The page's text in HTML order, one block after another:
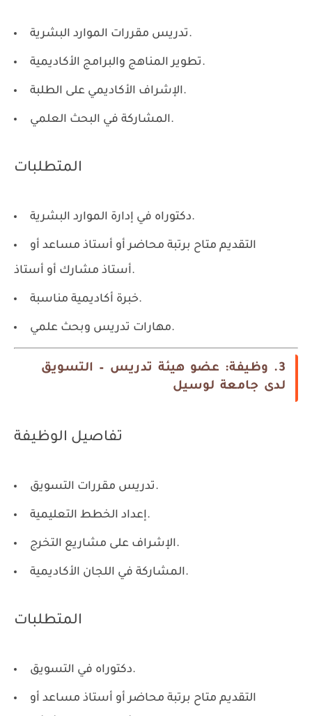
تدريس مقررات الموارد البشرية.
تطوير المناهج والبرامج الأكاديمية.
الإشراف الأكاديمي على الطلبة.
المشاركة في البحث العلمي.
المتطلبات
دكتوراه في إدارة الموارد البشرية.
التقديم متاح برتبة محاضر أو أستاذ مساعد أو
أستاذ مشارك أو أستاذ.
خبرة أكاديمية مناسبة.
مهارات تدريس وبحث علمي.
3. وظيفة: عضو هيئة تدريس – التسويق
لدى جامعة لوسيل
تفاصيل الوظيفة
تدريس مقررات التسويق.
إعداد الخطط التعليمية.
الإشراف على مشاريع التخرج.
المشاركة في اللجان الأكاديمية.
المتطلبات
دكتوراه في التسويق.
التقديم متاح برتبة محاضر أو أستاذ مساعد أو